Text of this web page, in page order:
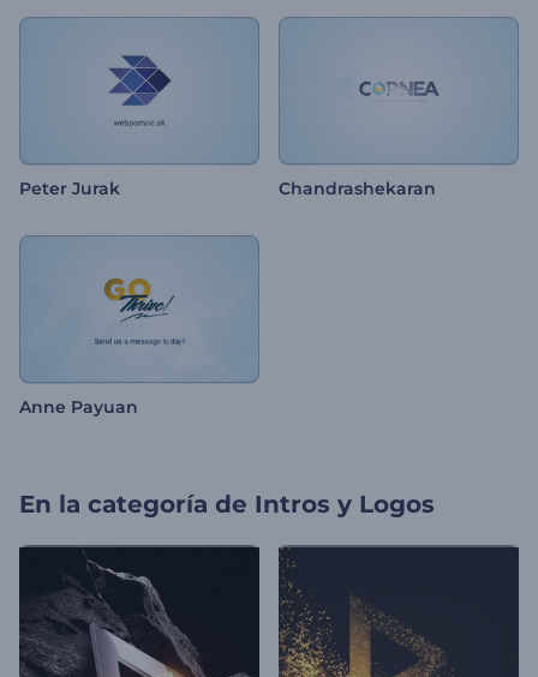
Peter Jurak Chandrashekaran
Anne Payuan
En la categoría de Intros y Logos